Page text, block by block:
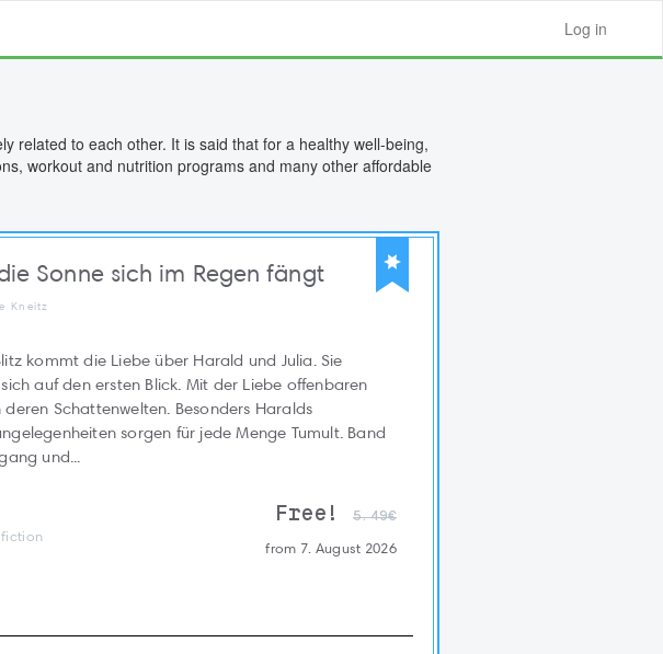
Log in
related to each other. It is said that for a healthy well-being,
workout and nutrition programs and many other affordable
Sonne sich im Regen fängt
Kneitz
kommt die Liebe über Harald und Julia. Sie
auf den ersten Blick. Mit der Liebe offenbaren
deren Schattenwelten. Besonders Haralds
sorgen für jede Menge Tumult. Band
und...
fiction
Free! 5.49€
from 7. August 2026